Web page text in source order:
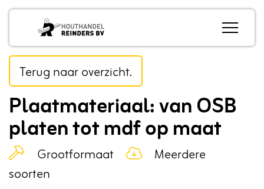
overslaan
Plaatmateriaal: van OSB
platen tot mdf op maat
Blog_field_Type
Grootformaat Blog_field_Soort
Meerdere
soorten